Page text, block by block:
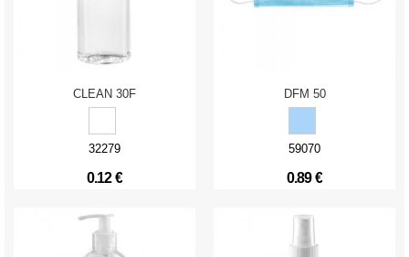
CLEAN 30F
32279
0.12 €
DFM 50
59070
0.89 €